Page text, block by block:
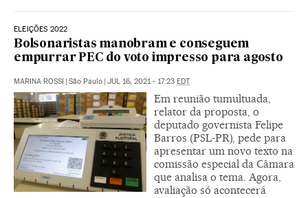
ELEIÇÕES 2022
Bolsonaristas manobram e conseguem
empurrar PEC do voto impresso para agosto
MARINA ROSSI São Paulo JUL 16, 2021 - 17:23 EDT
Em reunião tumultuada,
relator da proposta, o
deputado governista Felipe
Barros (PSL-PR), pede para
apresentar um novo texto na
comissão especial da Câmara
que analisa o tema. Agora,
avaliação só acontecerá